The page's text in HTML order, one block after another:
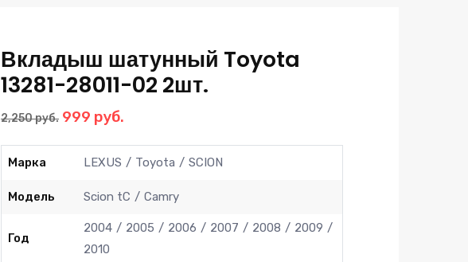
Вкладыш шатунный Toyota
13281-28011-02 2шт.
2,250руб. Первоначальная
составляла
999 руб.
999 руб..
Марка LEXUS Toyota SCION
Модель Scion tC Camry
Год
2004 2005 2006 2007 2008
2009
2010